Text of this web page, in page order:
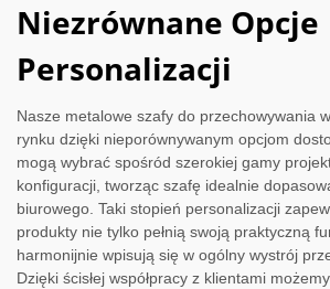
Niezrównane Opcje
Personalizacji
Nasze metalowe szafy do przechowywania
rynku dzięki nieporównywanym opcjom
mogą wybrać spośród szerokiej gamy
konfiguracji, tworząc szafę idealnie
biurowego. Taki stopień personalizacji
produkty nie tylko pełnią swoją praktyczną
harmonijnie wpisują się w ogólny wystrój
Dzięki ścisłej współpracy z klientami